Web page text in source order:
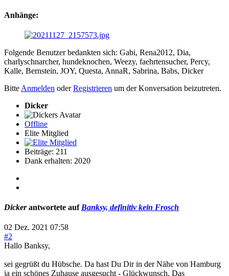
Anhänge:
Folgende Benutzer bedankten sich: Gabi, Rena2012, Dia,
charlyschnarcher, hundeknochen, Weezy, faehrtensucher, Percy,
Kalle, Bernstein, JOY, Questa, AnnaR, Sabrina, Babs, Dicker
Bitte Anmelden oderRegistrieren um der Konversation beizutreten.
Dicker
Offline
Elite Mitglied
Beiträge: 211
Dank erhalten: 2020
Dickerantwortete auf Banksy, definitiv kein Frosch
02 Dez. 2021 07:58
#2
Hallo Banksy,
sei gegrüßt du Hübsche. Da hast Du Dir in der Nähe von Hamburg
ja ein schönes Zuhause ausgesucht - Glückwunsch. Das